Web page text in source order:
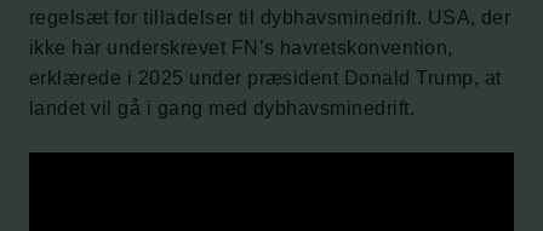
regelsæt for tilladelser til dybhavsminedrift. USA, der
ikke har underskrevet FN’s havretskonvention,
erklærede i 2025 under præsident Donald Trump, at
landet vil gå i gang med dybhavsminedrift.